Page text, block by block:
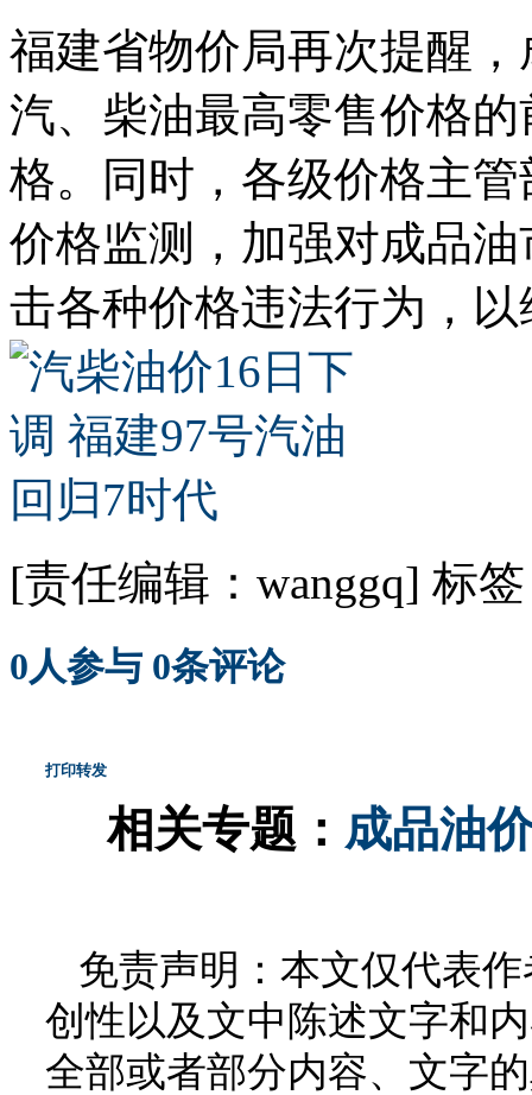
福建省物价局再次提醒
汽、柴油最高零售价格
格。同时，各级价格主
价格监测，加强对成品
击各种价格违法行为，
[责任编辑：wanggq] 标
0人参与 0条评论
打印转发
相关专题： 成品油
免责声明：本文仅代表
创性以及文中陈述文字和
全部或者部分内容、文字